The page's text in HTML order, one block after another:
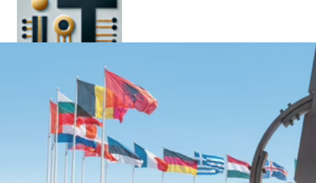
Pagina principale